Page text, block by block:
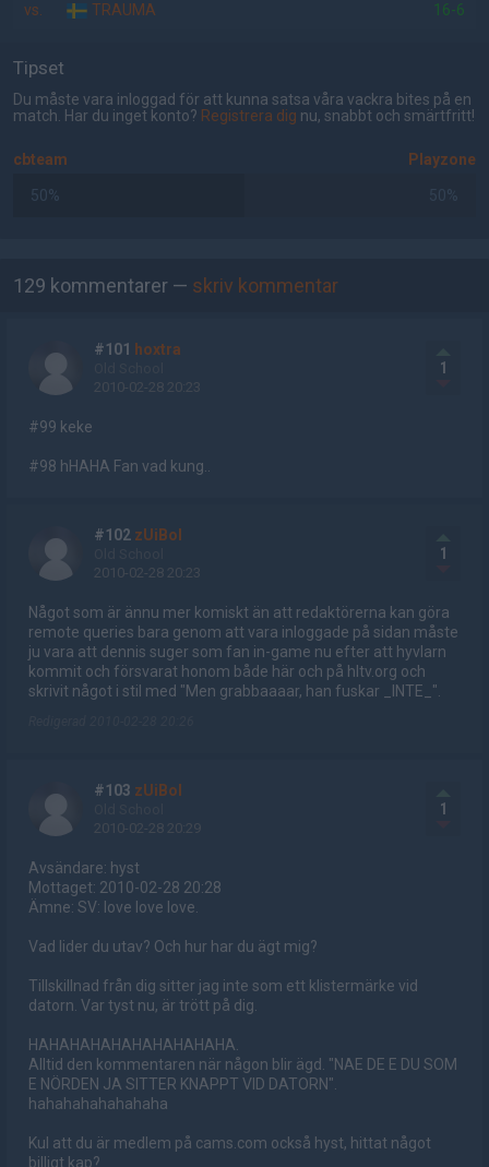
vs. TRAUMA 16-6
Tipset
Du måste vara inloggad för att kunna satsa våra vackra bites på en
match. Har du inget konto? Registrera dig nu, snabbt och smärtfritt!
cbteam Playzone
50% 50%
129 kommentarer — skriv kommentar
#101 hoxtra
2010-02-28 20:23
1
#99 keke
#98 hHAHA Fan vad kung..
#102 zUiBoI
2010-02-28 20:23
1
Något som är ännu mer komiskt än att redaktörerna kan göra
remote queries bara genom att vara inloggade på sidan måste
ju vara att dennis suger som fan in-game nu efter att hyvlarn
kommit och försvarat honom både här och på hltv.org och
skrivit något i stil med "Men grabbaaaar, han fuskar _INTE_".
#103 zUiBoI
2010-02-28 20:29
1
Avsändare: hyst
Mottaget: 2010-02-28 20:28
Ämne: SV: love love love.
Vad lider du utav? Och hur har du ägt mig?
Tillskillnad från dig sitter jag inte som ett klistermärke vid
datorn. Var tyst nu, är trött på dig.
HAHAHAHAHAHAHAHAHAHA.
Alltid den kommentaren när någon blir ägd. "NAE DE E DU SOM
E NÖRDEN JA SITTER KNAPPT VID DATORN".
hahahahahahahaha
Kul att du är medlem på cams.com också hyst, hittat något
billigt kap?